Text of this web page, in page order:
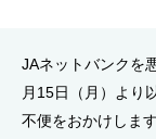
JAネットバンクを
月15日（月）より
不便をおかけしま